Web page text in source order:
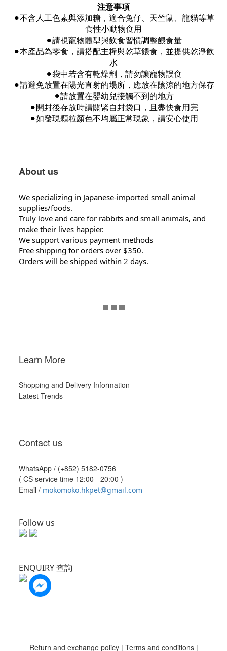
注意事項
⚫︎不含人工色素與添加糖，適合兔仔、天竺鼠、龍貓等草
食性小動物食用
⚫︎請視寵物體型與飲食習慣調整餵食量
⚫︎本產品為零食，請搭配主糧與乾草餵食，並提供乾淨飲
水
⚫︎袋中若含有乾燥劑，請勿讓寵物誤食
⚫︎請避免放置在陽光直射的場所，應放在陰涼的地方保存
⚫︎請放置在嬰幼兒接觸不到的地方
⚫︎開封後存放時請關緊自封袋口，且盡快食用完
⚫︎如發現顆粒顏色不均屬正常現象，請安心使用
About us
We specializing in Japanese-imported small animal
supplies/foods.
Truly love and care for rabbits and small animals, and
make their lives happier.
We support various payment methods
Free shipping for orders over $350.
Orders will be shipped within 2 days.
Learn More
Shopping and Delivery Information
Latest Trends
Contact us
WhatsApp / (+852) 5182-0756
( CS service time 12:00 - 20:00 )
Email / mokomoko.hkpet@gmail.com
Follow us
ENQUIRY 查詢
Return and exchange policy | Terms and conditions|